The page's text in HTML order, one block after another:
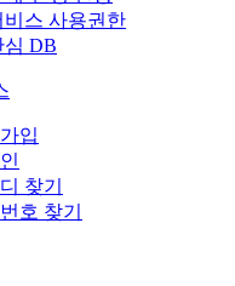
비스 사용권한
심 DB
입
찾기
호 찾기